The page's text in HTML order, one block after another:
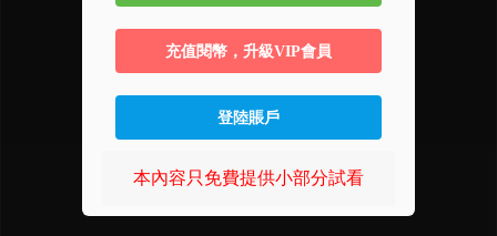
充值閱幣，升級VIP會員
登陸賬戶
本內容只免費提供小部分試看